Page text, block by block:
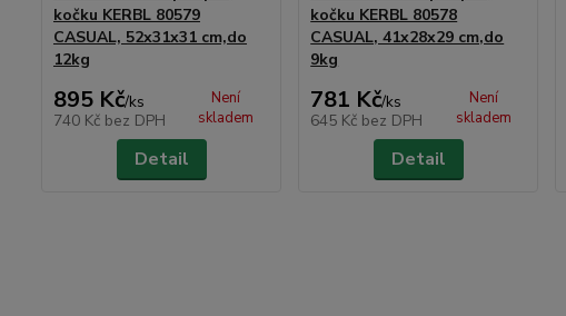
kočku KERBL 80579
CASUAL, 52x31x31 cm,do
12kg
895 Kč/ks
740 Kč bez DPH
Není
skladem
Detail
kočku KERBL 80578
CASUAL, 41x28x29 cm,do
9kg
781 Kč/ks
645 Kč bez DPH
Není
skladem
Detail